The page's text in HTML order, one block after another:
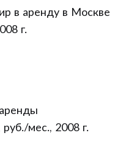
в аренду в Москве
г.
мес., 2008 г.